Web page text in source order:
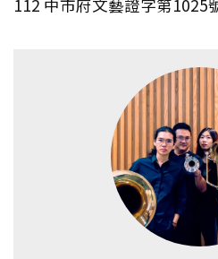
112 中市府文藝證字第1025